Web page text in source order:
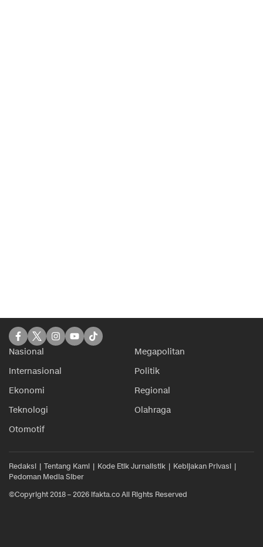
Nasional
Megapolitan
Internasional
Politik
Ekonomi
Regional
Teknologi
Olahraga
Otomotif
Redaksi Tentang Kami Kode Etik Jurnalistik
Kebijakan Privasi
Pedoman Media Siber
©Copyright 2018 – 2026 ifakta.co All Rights Reserved